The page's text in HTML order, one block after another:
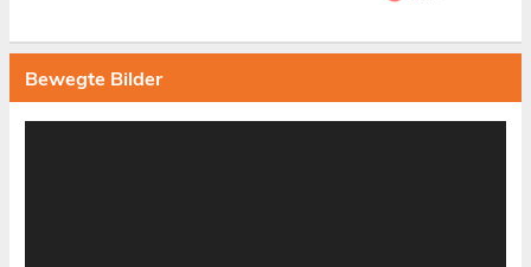
Bewegte Bilder